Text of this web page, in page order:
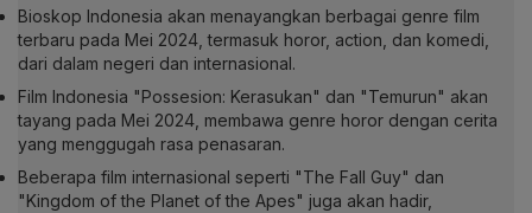
Bioskop Indonesia akan menayangkan berbagai genre film
terbaru pada Mei 2024, termasuk horor, action, dan komedi,
dari dalam negeri dan internasional.
Film Indonesia "Possesion: Kerasukan" dan "Temurun" akan
tayang pada Mei 2024, membawa genre horor dengan cerita
yang menggugah rasa penasaran.
Beberapa film internasional seperti "The Fall Guy" dan
"Kingdom of the Planet of the Apes" juga akan hadir,